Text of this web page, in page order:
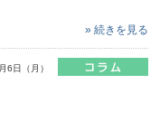
» 続きを見る
6日（月）